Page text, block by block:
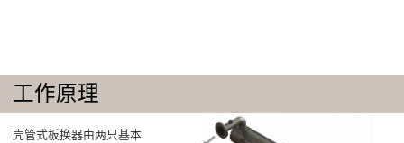
工作原理
壳管式板换器由两只基本